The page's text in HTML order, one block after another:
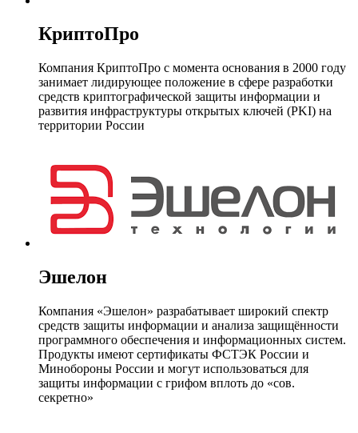
КриптоПро
Компания КриптоПро с момента основания в 2000 году
занимает лидирующее положение в сфере разработки
средств криптографической защиты информации и
развития инфраструктуры открытых ключей (PKI) на
территории России
Эшелон
Компания «Эшелон» разрабатывает широкий спектр
средств защиты информации и анализа защищённости
программного обеспечения и информационных систем.
Продукты имеют сертификаты ФСТЭК России и
Минобороны России и могут использоваться для
защиты информации с грифом вплоть до «сов.
секретно»